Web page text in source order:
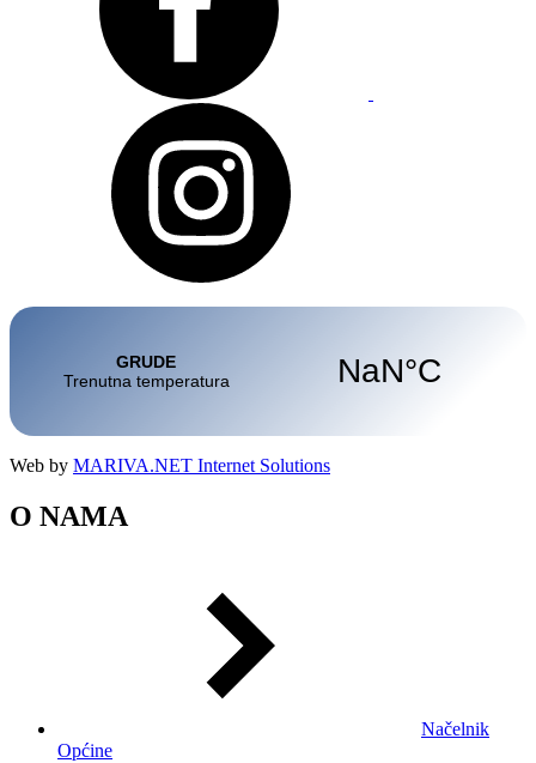
Web by MARIVA.NET Internet Solutions
O NAMA
Načelnik
Općine